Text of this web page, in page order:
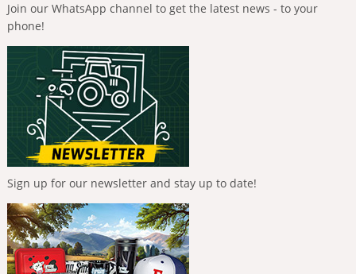
Join our WhatsApp channel to get the latest news - to your
phone!
Sign up for our newsletter and stay up to date!